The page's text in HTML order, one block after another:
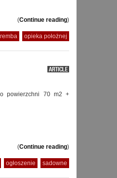
(Continue reading)
opieka położnej
powierzchni 70 m2 +
(Continue reading)
ogłoszenie sadowne